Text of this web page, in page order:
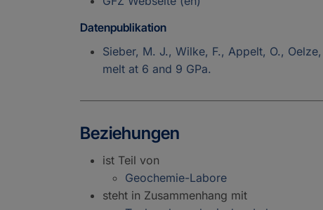
Datenpublikation
Sieber, M. J., Wilke, F., Appelt, O.,
melt at 6 and 9 GPa.
Beziehungen
ist Teil von
Geochemie-Labore
steht in Zusammenhang mit